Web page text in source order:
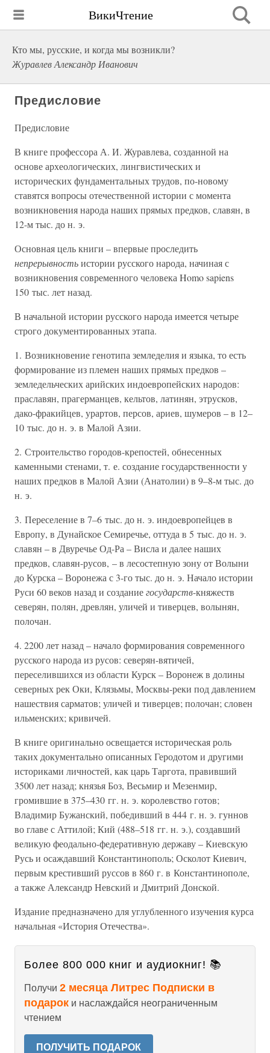
ВикиЧтение
Кто мы, русские, и когда мы возникли?
Журавлев Александр Иванович
Предисловие
Предисловие
В книге профессора А. И. Журавлева, созданной на
основе археологических, лингвистических и
исторических фундаментальных трудов, по-новому
ставятся вопросы отечественной истории с момента
возникновения народа наших прямых предков, славян, в
12-м тыс. до н. э.
Основная цель книги – впервые проследить
непрерывностьистории русского народа, начиная с
возникновения современного человека Homo sapiens
150 тыс. лет назад.
В начальной истории русского народа имеется четыре
строго документированных этапа.
1. Возникновение генотипа земледелия и языка, то есть
формирование из племен наших прямых предков –
земледельческих арийских индоевропейских народов:
праславян, прагерманцев, кельтов, латинян, этрусков,
дако-фракийцев, урартов, персов, ариев, шумеров – в 12–
10 тыс. до н. э. в Малой Азии.
2. Строительство городов-крепостей, обнесенных
каменными стенами, т. е. создание государственности у
наших предков в Малой Азии (Анатолии) в 9–8-м тыс. до
н. э.
3. Переселение в 7–6 тыс. до н. э. индоевропейцев в
Европу, в Дунайское Семиречье, оттуда в 5 тыс. до н. э.
славян – в Двуречье Од-Ра – Висла и далее наших
предков, славян-русов, – в лесостепную зону от Волыни
до Курска – Воронежа с 3-го тыс. до н. э. Начало истории
Руси 60 веков назад и созданиегосударств-княжеств
северян, полян, древлян, уличей и тиверцев, волынян,
полочан.
4. 2200 лет назад – начало формирования современного
русского народа из русов: северян-вятичей,
переселившихся из области Курск – Воронеж в долины
северных рек Оки, Клязьмы, Москвы-реки под давлением
нашествия сарматов; уличей и тиверцев; полочан; словен
ильменских; кривичей.
В книге оригинально освещается историческая роль
таких документально описанных Геродотом и другими
историками личностей, как царь Таргота, правивший
3500 лет назад; князья Боз, Весьмир и Мезенмир,
громившие в 375–430 гг. н. э. королевство готов;
Владимир Бужанский, победивший в 444 г. н. э. гуннов
во главе с Аттилой; Кий (488–518 гг. н. э.), создавший
великую феодально-федеративную державу – Киевскую
Русь и осаждавший Константинополь; Осколот Киевич,
первым крестивший руссов в 860 г. в Константинополе,
а также Александр Невский и Дмитрий Донской.
Издание предназначено для углубленного изучения курса
начальная «История Отечества».
Более 800 000 книг и аудиокниг! 📚
Получи 2 месяца Литрес Подписки в
подарок и наслаждайся неограниченным
чтением
ПОЛУЧИТЬ ПОДАРОК